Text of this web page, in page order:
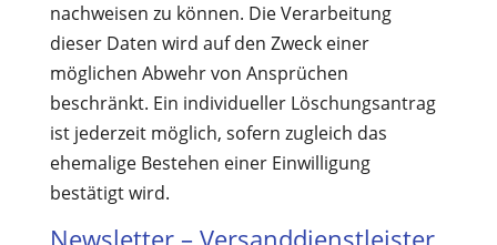
nachweisen zu können. Die Verarbeitung
dieser Daten wird auf den Zweck einer
möglichen Abwehr von Ansprüchen
beschränkt. Ein individueller Löschungsantrag
ist jederzeit möglich, sofern zugleich das
ehemalige Bestehen einer Einwilligung
bestätigt wird.
Newsletter – Versanddienstleister